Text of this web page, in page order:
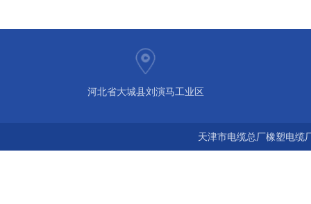
河北省大城县刘演马工业区
天津市电缆总厂橡塑电